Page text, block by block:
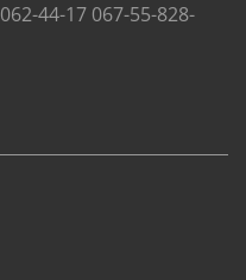
44-17 067-55-828-